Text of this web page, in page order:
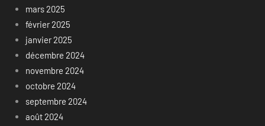
mars 2025
février 2025
janvier 2025
décembre 2024
novembre 2024
octobre 2024
septembre 2024
août 2024